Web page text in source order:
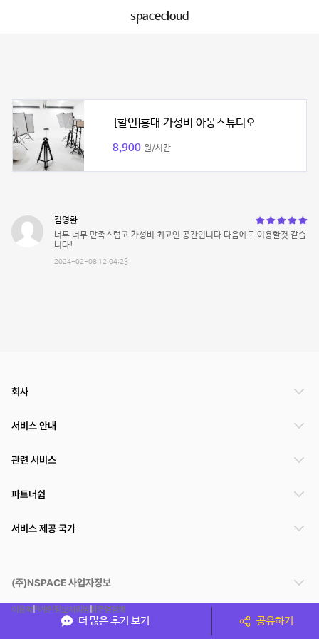
spacecloud
[할인]홍대 가성비 아몽스튜디오
8,900 원/시간
김영환
너무 너무 만족스럽고 가성비 최고인 공간입니다 다음에도 이용할것 같습
니다!
2024-02-08 12:04:23
더 많은 후기 보기 공유하기
회사
서비스 안내
관련 서비스
파트너쉽
서비스 제공 국가
(주)NSPACE 사업자정보
이용약관개인정보처리방침운영정책
스페이스클라우드는 통신판매중개자이며 통신판매의 당사자가 아닙니다. 따라서 스페이스클